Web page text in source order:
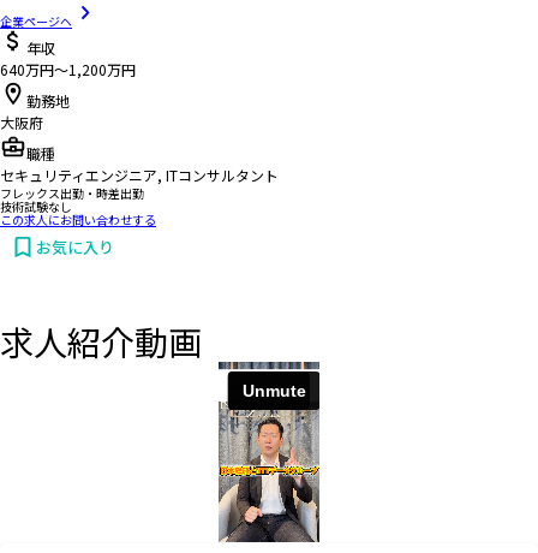
企業ページへ
年収
640万円〜1,200万円
勤務地
大阪府
職種
セキュリティエンジニア, ITコンサルタント
フレックス出勤・時差出勤
技術試験なし
この求人にお問い合わせする
お気に入り
お問い合わせする
求人紹介動画